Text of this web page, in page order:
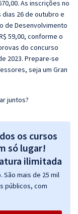
As inscrições no
dias 26 de outubro e
de Desenvolvimento
59,00, conforme o
do concurso
2023. Prepare-se
seja um Gran
juntos?
os cursos
só lugar!
mais de 25 mil
públicos, com